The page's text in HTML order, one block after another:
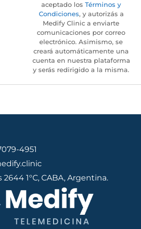
aceptado los Términos y
Condiciones, y autorizás a
Medify Clinic a enviarte
comunicaciones por correo
electrónico. Asimismo, se
creará automáticamente una
cuenta en nuestra plataforma
y serás redirigido a la misma.
4951
2644 1°C, CABA, Argentina.